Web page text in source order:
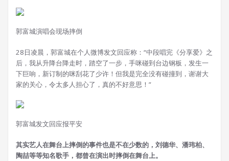
郭富城演唱会现场摔倒
28日凌晨，郭富城在个人微博发文回应称：“中段唱完《分享爱》之
后，我从升降台降走时，踏空了一步，手咪碰到台边钢板，发生一
下巨响，新订制的咪刮花了少许！但我是完全没有碰撞到，谢谢大
家的关心，令太多人担心了，真的不好意思！”
郭富城发文回应报平安
其实艺人在舞台上摔倒的事件也是不在少数的，刘德华、潘玮柏、
陶喆等等知名歌手，都曾在演出时摔倒在舞台上。